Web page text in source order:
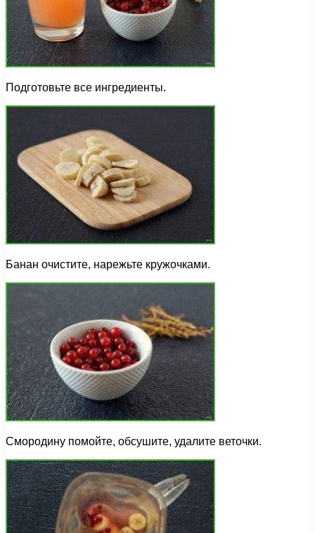
Подготовьте все ингредиенты.
Банан очистите, нарежьте кружочками.
Смородину помойте, обсушите, удалите веточки.